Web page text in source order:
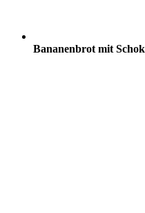
Bananenbrot mit